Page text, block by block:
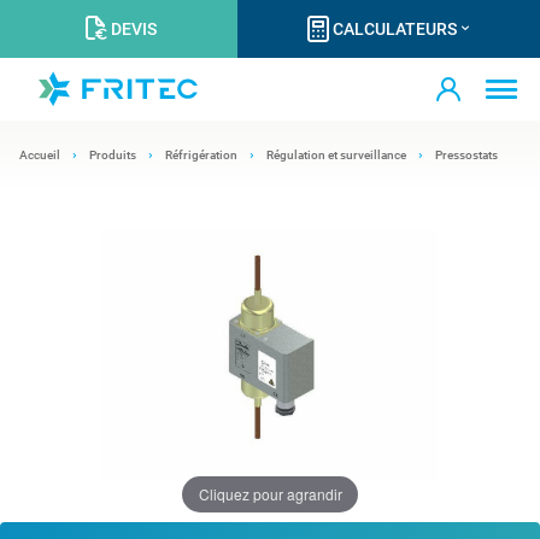
DEVIS CALCULATEURS
Accueil Produits Réfrigération Régulation et surveillance Pressostats
Cliquez pour agrandir